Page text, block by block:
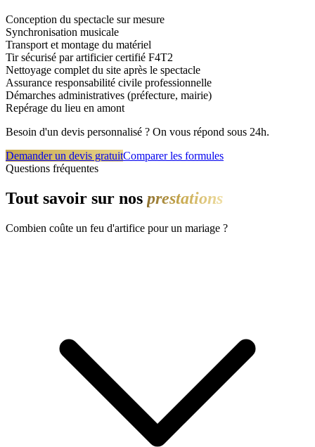
Conception du spectacle sur mesure
Synchronisation musicale
Transport et montage du matériel
Tir sécurisé par artificier certifié F4T2
Nettoyage complet du site après le spectacle
Assurance responsabilité civile professionnelle
Démarches administratives (préfecture, mairie)
Repérage du lieu en amont
Besoin d'un devis personnalisé ? On vous répond sous 24h.
Demander un devis gratuitComparer les formules
Questions fréquentes
Tout savoir sur nos prestations
Combien coûte un feu d'artifice pour un mariage ?